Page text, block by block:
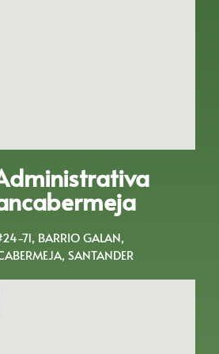
71, BARRIO GALAN,
SANTANDER